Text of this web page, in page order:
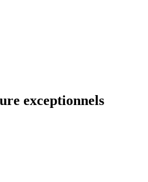
exceptionnels